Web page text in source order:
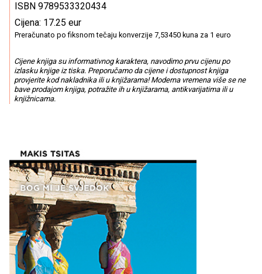
ISBN 9789533320434
Cijena: 17.25 eur
Preračunato po fiksnom tečaju konverzije 7,53450 kuna za 1 euro
Cijene knjiga su informativnog karaktera, navodimo prvu cijenu po
izlasku knjige iz tiska. Preporučamo da cijene i dostupnost knjiga
provjerite kod nakladnika ili u knjižarama! Moderna vremena više se ne
bave prodajom knjiga, potražite ih u knjižarama, antikvarijatima ili u
knjižnicama.